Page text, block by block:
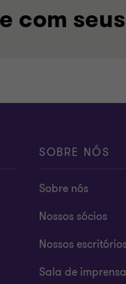
com
SOBRE NÓS
Sobre nós
Nossos sócios
Nossos
Sala de imprensa